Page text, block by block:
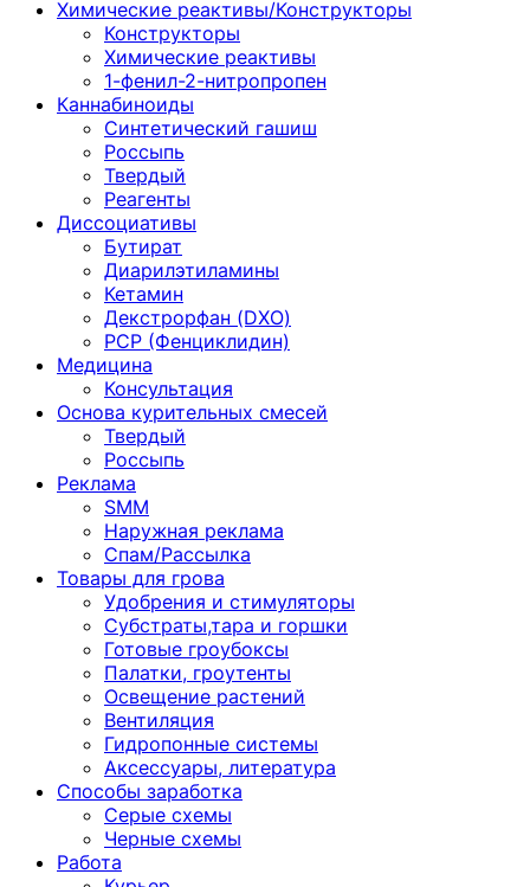
Химические реактивы/Конструкторы
Конструкторы
Химические реактивы
1-фенил-2-нитропропен
Каннабиноиды
Синтетический гашиш
Россыпь
Твердый
Реагенты
Диссоциативы
Бутират
Диарилэтиламины
Кетамин
Декстрорфан (DXO)
PCP (Фенциклидин)
Медицина
Консультация
Основа курительных смесей
Твердый
Россыпь
Реклама
SMM
Наружная реклама
Спам/Рассылка
Товары для грова
Удобрения и стимуляторы
Субстраты,тара и горшки
Готовые гроубоксы
Палатки, гроутенты
Освещение растений
Вентиляция
Гидропонные системы
Аксессуары, литература
Способы заработка
Серые схемы
Черные схемы
Работа